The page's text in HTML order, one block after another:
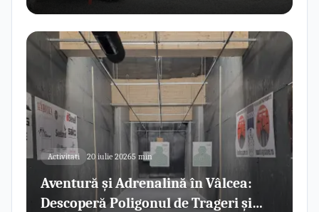
Activitati 20 iulie 20265 min
Aventură și Adrenalină în Vâlcea:
Descoperă Poligonul de Trageri și